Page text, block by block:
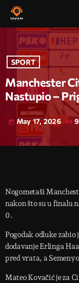
SPORT
Manchester
Nastupio –
today May 17, 2026 9
Nogometaši
nakon što su u finalu
0.
Pogodak odluke
dodavanje Erlinga
pred vrata, a
Mateo Kovačić je za